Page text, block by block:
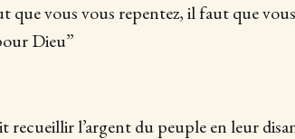
que vous vous repentez, il faut que
Dieu”
l’argent du peuple en leur